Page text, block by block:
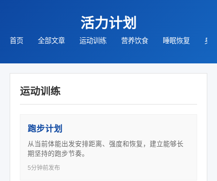
活力计划
首页 全部文章 运动训练 营养饮食 睡眠恢复 身
运动训练
跑步计划
从当前体能出发安排距离、强度和恢复，建立能够长
期坚持的跑步节奏。
5分钟前发布